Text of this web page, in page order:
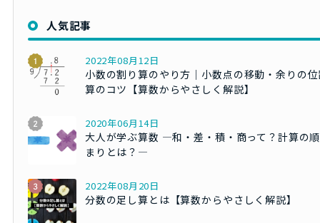
人気記事
2022年08月12日
小数の割り算のやり方｜小数点の移動・余りの
算のコツ【算数からやさしく解説】
2020年06月14日
大人が学ぶ算数 ―和・差・積・商って？計算の
まりとは？―
2022年08月20日
分数の足し算とは【算数からやさしく解説】